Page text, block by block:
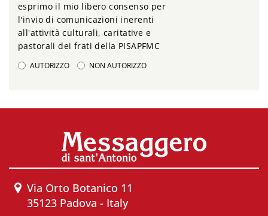
esprimo il mio libero consenso per
l'invio di comunicazioni inerenti
all'attività culturali, caritative e
pastorali dei frati della PISAPFMC
AUTORIZZO NON AUTORIZZO
Via Orto Botanico 11
35123 Padova - Italy